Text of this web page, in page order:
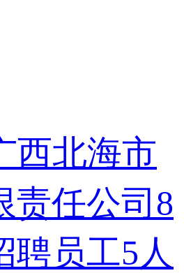
西北海市
责任公司8
聘员工5人